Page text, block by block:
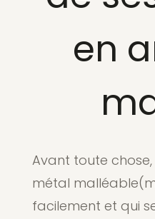
en
Avant toute
métal
facilement et qui